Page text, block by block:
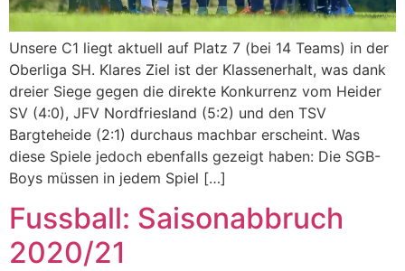
Unsere C1 liegt aktuell auf Platz 7 (bei 14 Teams) in der
Oberliga SH. Klares Ziel ist der Klassenerhalt, was dank
dreier Siege gegen die direkte Konkurrenz vom Heider
SV (4:0), JFV Nordfriesland (5:2) und den TSV
Bargteheide (2:1) durchaus machbar erscheint. Was
diese Spiele jedoch ebenfalls gezeigt haben: Die SGB-
Boys müssen in jedem Spiel […]
Fussball: Saisonabbruch
2020/21